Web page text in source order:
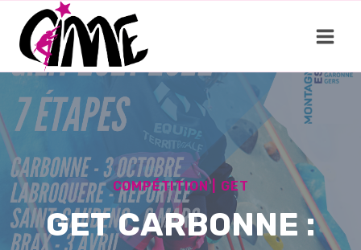
contenu
COMPÉTITION | GET
GET CARBONNE :